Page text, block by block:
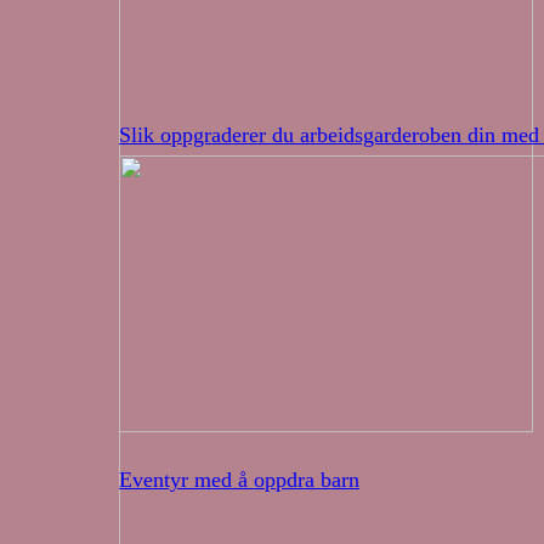
Slik oppgraderer du arbeidsgarderoben din
Eventyr med å oppdra barn